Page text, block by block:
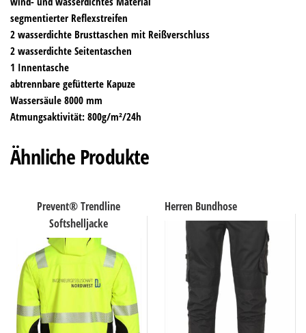
segmentierter Reflexstreifen
2 wasserdichte Brusttaschen mit Reißverschluss
2 wasserdichte Seitentaschen
1 Innentasche
abtrennbare gefütterte Kapuze
Wassersäule 8000 mm
Atmungsaktivität: 800g/m²/24h
Ähnliche Produkte
Prevent® Trendline
Softshelljacke
Herren Bundhose